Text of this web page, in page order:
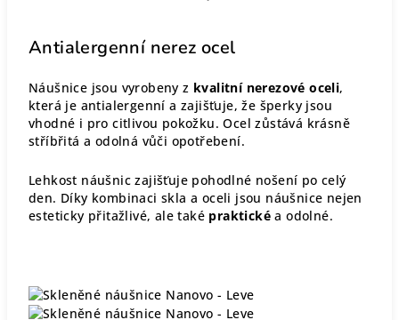
Antialergenní nerez ocel
Náušnice jsou vyrobeny z kvalitní nerezové oceli,
která je antialergenní a zajišťuje, že šperky jsou
vhodné i pro citlivou pokožku. Ocel zůstává krásně
stříbřitá a odolná vůči opotřebení.
Lehkost náušnic zajišťuje pohodlné nošení po celý
den. Díky kombinaci skla a oceli jsou náušnice nejen
esteticky přitažlivé, ale také praktické a odolné.